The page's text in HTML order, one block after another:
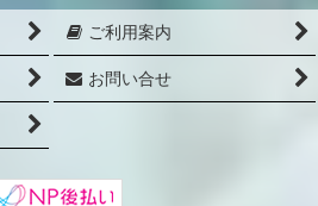
ご利用案内
お問い合せ